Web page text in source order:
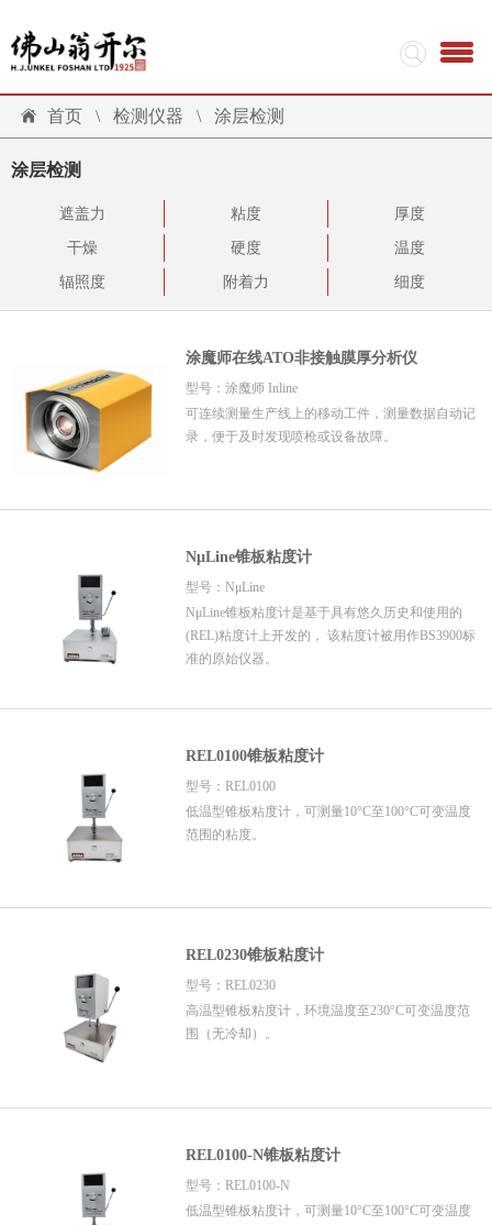
首页 \ 检测仪器 \ 涂层检测
涂层检测
遮盖力 粘度 厚度
干燥 硬度 温度
辐照度 附着力 细度
涂魔师在线ATO非接触膜厚分析仪
型号：涂魔师 Inline
可连续测量生产线上的移动工件，测量数据自动记
录，便于及时发现喷枪或设备故障。
NμLine锥板粘度计
型号：NμLine
NμLine锥板粘度计是基于具有悠久历史和使用的
(REL)粘度计上开发的， 该粘度计被用作BS3900标
准的原始仪器。
REL0100锥板粘度计
型号：REL0100
低温型锥板粘度计，可测量10°C至100°C可变温度
范围的粘度。
REL0230锥板粘度计
型号：REL0230
高温型锥板粘度计，环境温度至230°C可变温度范
围（无冷却）。
REL0100-N锥板粘度计
型号：REL0100-N
低温型锥板粘度计，可测量10°C至100°C可变温度